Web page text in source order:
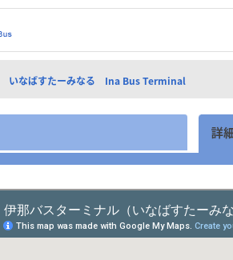
いなばすたーみなる Ina Bus Terminal